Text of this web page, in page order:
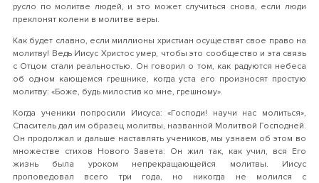
русло по молитве людей, и это может случиться снова, если люди
преклонят колени в молитве веры.
Как будет славно, если миллионы христиан осуществят свое право на
молитву! Ведь Иисус Христос умер, чтобы это сообщество и эта связь
с Отцом стали реальностью. Он говорил о том, как радуются небеса
об одном кающемся грешнике, когда уста его произносят простую
молитву: «Боже, будь милостив ко мне, грешному».
Когда ученики попросили Иисуса: «Господи! научи нас молиться»,
Спаситель дал им образец молитвы, названной Молитвой Господней.
Он продолжал и дальше наставлять учеников, мы узнаем об этом во
множестве стихов Нового Завета: Он жил так, как учил, вся Его
жизнь была уроком непрекращающейся молитвы. Иисус
проповедовал всего три года, но никогда не молился с